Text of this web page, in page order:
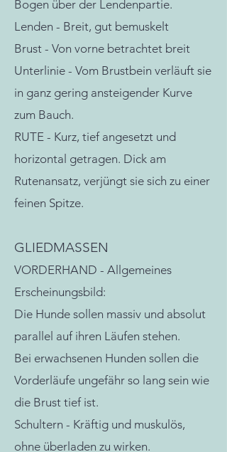
Bogen über der Lendenpartie.
Lenden - Breit, gut bemuskelt
Brust - Von vorne betrachtet breit
Unterlinie - Vom Brustbein verläuft sie
in ganz gering ansteigender Kurve
zum Bauch.
RUTE - Kurz, tief angesetzt und
horizontal getragen. Dick am
Rutenansatz, verjüngt sie sich zu einer
feinen Spitze.
GLIEDMASSEN
VORDERHAND - Allgemeines
Erscheinungsbild:
Die Hunde sollen massiv und absolut
parallel auf ihren Läufen stehen.
Bei erwachsenen Hunden sollen die
Vorderläufe ungefähr so lang sein wie
die Brust tief ist.
Schultern - Kräftig und muskulös,
ohne überladen zu wirken.